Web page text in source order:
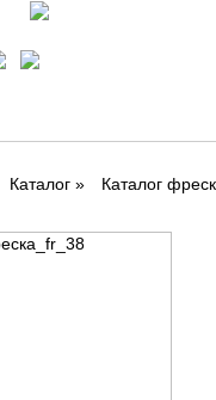
Каталог » Каталог